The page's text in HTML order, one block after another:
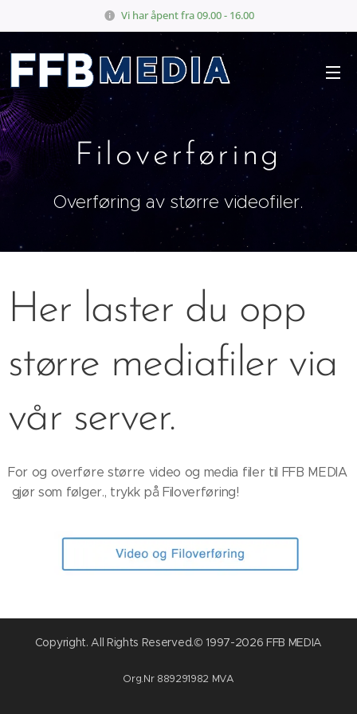
Vi har åpent fra 09.00 - 16.00
Filoverføring
Overføring av større videofiler.
Her laster du opp
større mediafiler via
vår server.
For og overføre større video og media filer til FFB MEDIA
gjør som følger., trykk på Filoverføring!
Copyright. All Rights Reserved.© 1997-2026 FFB MEDIA
Org.Nr 889291982 MVA